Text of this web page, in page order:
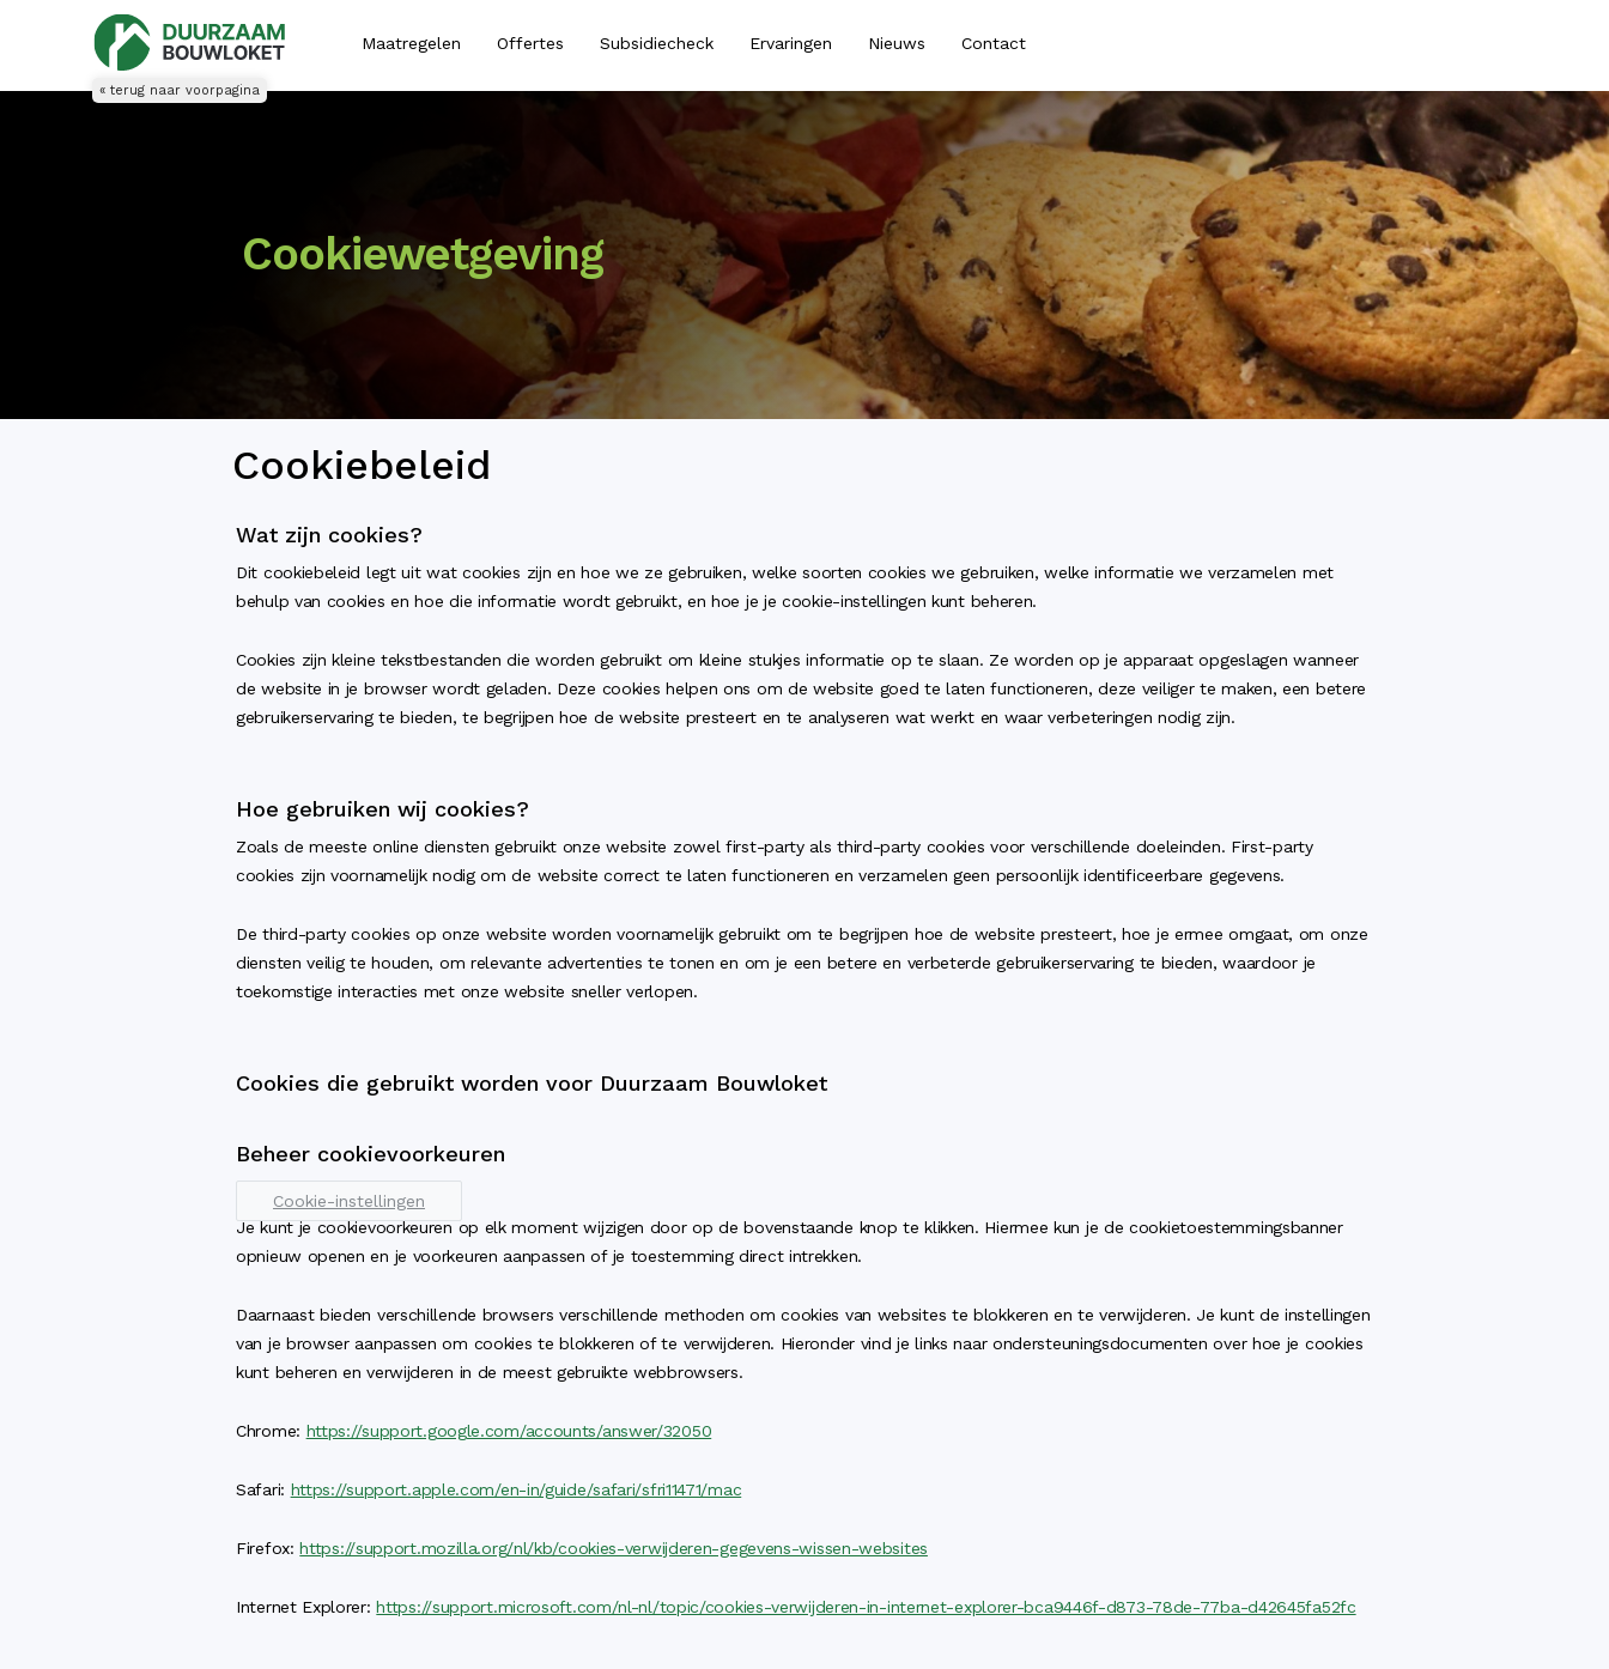
« terug naar voorpagina
Maatregelen Offertes Subsidiecheck Ervaringen Nieuws Contact
Cookiewetgeving
Cookiebeleid
Wat zijn cookies?
Dit cookiebeleid legt uit wat cookies zijn en hoe we ze gebruiken, welke soorten cookies we gebruiken, welke informatie we verzamelen met
behulp van cookies en hoe die informatie wordt gebruikt, en hoe je je cookie-instellingen kunt beheren.
Cookies zijn kleine tekstbestanden die worden gebruikt om kleine stukjes informatie op te slaan. Ze worden op je apparaat opgeslagen wanneer
de website in je browser wordt geladen. Deze cookies helpen ons om de website goed te laten functioneren, deze veiliger te maken, een betere
gebruikerservaring te bieden, te begrijpen hoe de website presteert en te analyseren wat werkt en waar verbeteringen nodig zijn.
Hoe gebruiken wij cookies?
Zoals de meeste online diensten gebruikt onze website zowel first-party als third-party cookies voor verschillende doeleinden. First-party
cookies zijn voornamelijk nodig om de website correct te laten functioneren en verzamelen geen persoonlijk identificeerbare gegevens.
De third-party cookies op onze website worden voornamelijk gebruikt om te begrijpen hoe de website presteert, hoe je ermee omgaat, om onze
diensten veilig te houden, om relevante advertenties te tonen en om je een betere en verbeterde gebruikerservaring te bieden, waardoor je
toekomstige interacties met onze website sneller verlopen.
Cookies die gebruikt worden voor Duurzaam Bouwloket
Beheer cookievoorkeuren
Cookie-instellingen
Je kunt je cookievoorkeuren op elk moment wijzigen door op de bovenstaande knop te klikken. Hiermee kun je de cookietoestemmingsbanner
opnieuw openen en je voorkeuren aanpassen of je toestemming direct intrekken.
Daarnaast bieden verschillende browsers verschillende methoden om cookies van websites te blokkeren en te verwijderen. Je kunt de instellingen
van je browser aanpassen om cookies te blokkeren of te verwijderen. Hieronder vind je links naar ondersteuningsdocumenten over hoe je cookies
kunt beheren en verwijderen in de meest gebruikte webbrowsers.
Chrome: https://support.google.com/accounts/answer/32050
Safari: https://support.apple.com/en-in/guide/safari/sfri11471/mac
Firefox:https://support.mozilla.org/nl/kb/cookies-verwijderen-gegevens-wissen-websites
Internet Explorer:https://support.microsoft.com/nl-nl/topic/cookies-verwijderen-in-internet-explorer-bca9446f-d873-78de-77ba-d42645fa52fc